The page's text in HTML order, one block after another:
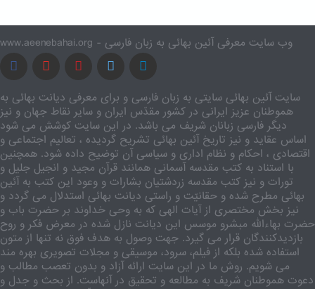
www.aeenebahai.org - وب سایت معرفی آئین بهائی به زبان فارسی
سایت آئین بهائی سایتی به زبان فارسی و برای معرفی دیانت بهائی به
هموطنان عزیز ایرانی در کشور مقدّس ایران و سایر نقاط جهان و نیز
دیگر فارسی زبانان شریف می باشد. در این سایت کوشش می شود
اساس عقاید و نیز تاریخ آئین بهائی تشریح گردیده ، تعالیم اجتماعی و
اقتصادی ، احکام و نظام اداری و سیاسی آن توضیح داده شود. همچنین
با استناد به کتب مقدسه آسمانی همانند قرآن مجید و انجیل جلیل و
تورات و نیز کتب مقدسه زردشتیان بشارات و وعود این کتب به آئین
بهائی مطرح شده و حقانیّت و راستی دیانت بهائی استدلال می گردد و
نیز بخش مختصری از آیات الهی که به وحی خداوند بر حضرت باب و
حضرت بهاءالله مبشرو موسس این دیانت نازل شده در معرض فکر و روح
بازدیدکنندگان قرار می گیرد. جهت وصول به هدف فوق نه تنها از متون
استفاده شده بلکه از فیلم، سرود، موسیقی و مجلات تصویری بهره مند
می شویم. روش ما در این سایت ارائه آزاد و بدون تعصب مطالب و
دعوت هموطنان شریف به مطالعه و تحقیق در آنهاست. از بحث و جدل و